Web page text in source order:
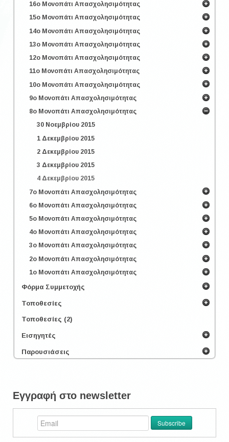
16ο Μονοπάτι Απασχολησιμότητας
15ο Μονοπάτι Απασχολησιμότητας
14ο Μονοπάτι Απασχολησιμότητας
13ο Μονοπάτι Απασχολησιμότητας
12ο Μονοπάτι Απασχολησιμότητας
11ο Μονοπάτι Απασχολησιμότητας
10ο Μονοπάτι Απασχολησιμότητας
9ο Μονοπάτι Απασχολησιμότητας
8ο Μονοπάτι Απασχολησιμότητας
30 Νοεμβρίου 2015
1 Δεκεμβρίου 2015
2 Δεκεμβρίου 2015
3 Δεκεμβρίου 2015
4 Δεκεμβρίου 2015
7ο Μονοπάτι Απασχολησιμότητας
6ο Μονοπάτι Απασχολησιμότητας
5ο Μονοπάτι Απασχολησιμότητας
4ο Μονοπάτι Απασχολησιμότητας
3ο Μονοπάτι Απασχολησιμότητας
2ο Μονοπάτι Απασχολησιμότητας
1ο Μονοπάτι Απασχολησιμότητας
Φόρμα Συμμετοχής
Τοποθεσίες
Τοποθεσίες (2)
Εισηγητές
Παρουσιάσεις
Εγγραφή στο newsletter